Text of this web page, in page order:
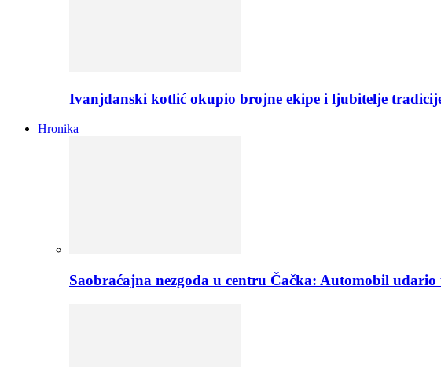
Ivanjdanski kotlić okupio brojne ekipe i ljubitelje
Hronika
Saobraćajna nezgoda u centru Čačka: Automobil